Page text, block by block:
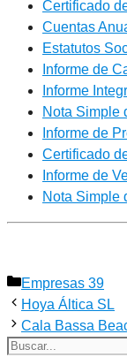
Certificado
Cuentas
Estatutos
Informe de
Informe
Nota Simple
Informe de
Certificado
Informe de
Nota Simple
Categorías
Empresas 39
Hoya Áltica SL
Cala Bassa
Buscar